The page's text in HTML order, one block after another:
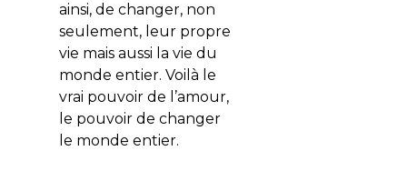
ainsi, de changer, non
seulement, leur propre
vie mais aussi la vie du
monde entier. Voilà le
vrai pouvoir de l’amour,
le pouvoir de changer
le monde entier.